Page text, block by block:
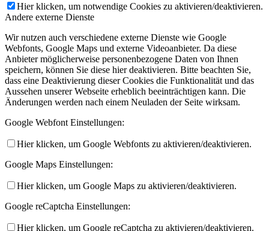
Hier klicken, um notwendige Cookies zu aktivieren/deaktivieren.
Andere externe Dienste
Wir nutzen auch verschiedene externe Dienste wie Google
Webfonts, Google Maps und externe Videoanbieter. Da diese
Anbieter möglicherweise personenbezogene Daten von Ihnen
speichern, können Sie diese hier deaktivieren. Bitte beachten Sie,
dass eine Deaktivierung dieser Cookies die Funktionalität und das
Aussehen unserer Webseite erheblich beeinträchtigen kann. Die
Änderungen werden nach einem Neuladen der Seite wirksam.
Google Webfont Einstellungen:
Hier klicken, um Google Webfonts zu aktivieren/deaktivieren.
Google Maps Einstellungen:
Hier klicken, um Google Maps zu aktivieren/deaktivieren.
Google reCaptcha Einstellungen:
Hier klicken, um Google reCaptcha zu aktivieren/deaktivieren.